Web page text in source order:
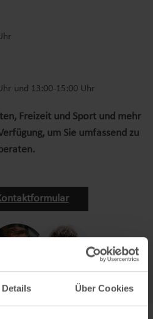
Details Über Cookies
und 13:00-15:00 Uhr
Freizeit und Sport und mehr
um Sie umfassend zu